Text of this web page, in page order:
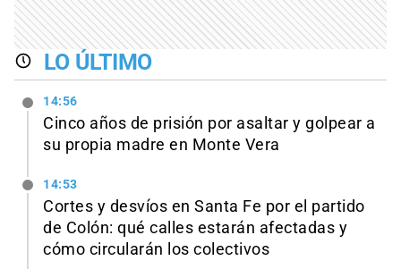
LO ÚLTIMO
14:56
Cinco años de prisión por asaltar y golpear a
su propia madre en Monte Vera
14:53
Cortes y desvíos en Santa Fe por el partido
de Colón: qué calles estarán afectadas y
cómo circularán los colectivos